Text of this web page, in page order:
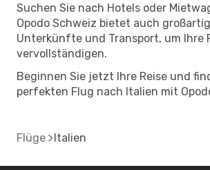
Suchen Sie nach Hotels oder
Opodo Schweiz bietet auch
Unterkünfte und Transport, um Ihre
vervollständigen.
Beginnen Sie jetzt Ihre Reise und
perfekten Flug nach Italien mit
Flüge Italien